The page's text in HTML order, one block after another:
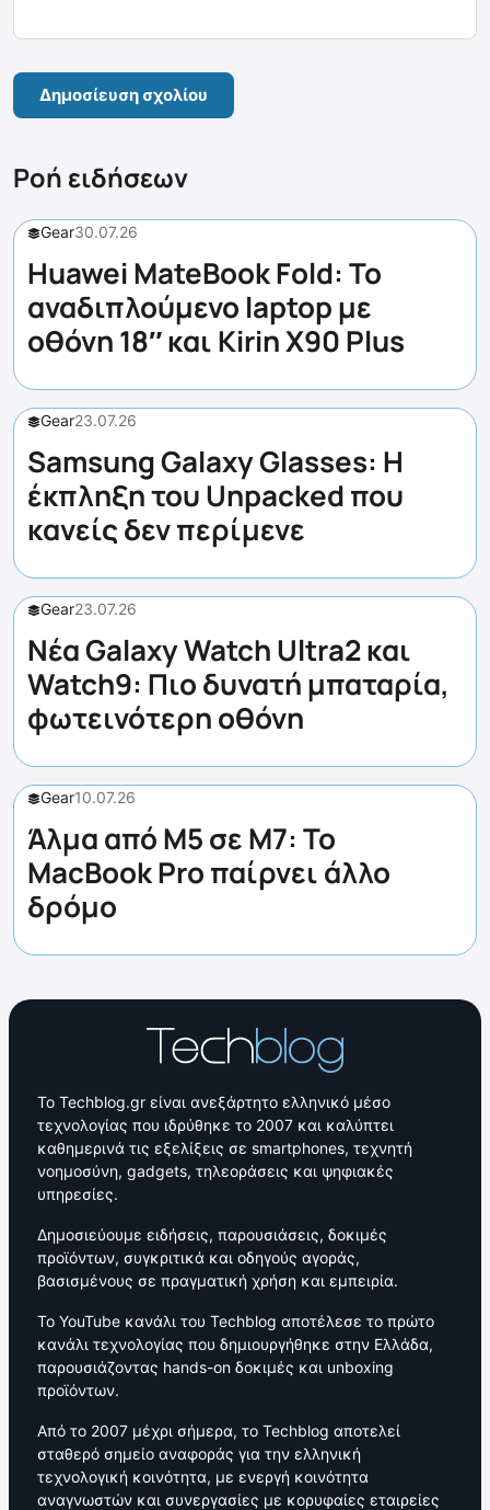
Ροή ειδήσεων
Gear30.07.26
Huawei MateBook Fold: Το
αναδιπλούμενο laptop με
οθόνη 18″ και Kirin X90 Plus
Gear23.07.26
Samsung Galaxy Glasses: Η
έκπληξη του Unpacked που
κανείς δεν περίμενε
Gear23.07.26
Νέα Galaxy Watch Ultra2 και
Watch9: Πιο δυνατή μπαταρία,
φωτεινότερη οθόνη
Gear10.07.26
Άλμα από M5 σε M7: Το
MacBook Pro παίρνει άλλο
δρόμο
Το Techblog.gr είναι ανεξάρτητο ελληνικό μέσο
τεχνολογίας που ιδρύθηκε το 2007 και καλύπτει
καθημερινά τις εξελίξεις σε smartphones, τεχνητή
νοημοσύνη, gadgets, τηλεοράσεις και ψηφιακές
υπηρεσίες.
Δημοσιεύουμε ειδήσεις, παρουσιάσεις, δοκιμές
προϊόντων, συγκριτικά και οδηγούς αγοράς,
βασισμένους σε πραγματική χρήση και εμπειρία.
Το YouTube κανάλι του Techblog αποτέλεσε το πρώτο
κανάλι τεχνολογίας που δημιουργήθηκε στην Ελλάδα,
παρουσιάζοντας hands-on δοκιμές και unboxing
προϊόντων.
Από το 2007 μέχρι σήμερα, το Techblog αποτελεί
σταθερό σημείο αναφοράς για την ελληνική
τεχνολογική κοινότητα, με ενεργή κοινότητα
αναγνωστών και συνεργασίες με κορυφαίες εταιρείες